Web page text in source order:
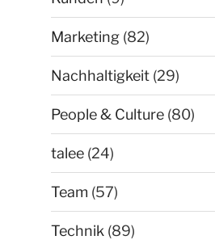
Marketing (82)
Nachhaltigkeit (29)
People & Culture (80)
talee (24)
Team (57)
Technik (89)